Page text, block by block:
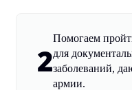
2
Помогаем
для
заболеваний,
армии.